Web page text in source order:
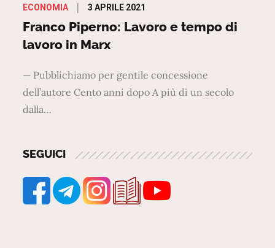
ECONOMIA
Posted
on
3 APRILE 2021
Franco Piperno: Lavoro e tempo di
lavoro in Marx
— Pubblichiamo per gentile concessione
dell’autore Cento anni dopo A più di un secolo
dalla…
SEGUICI